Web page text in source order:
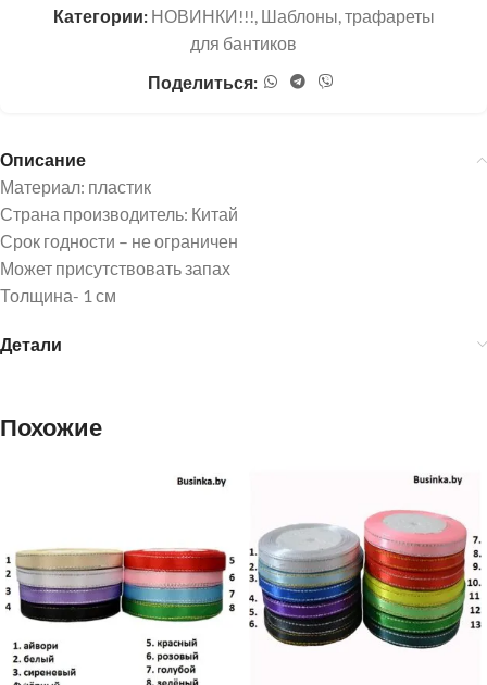
Категории: НОВИНКИ!!!, Шаблоны, трафареты
для бантиков
Поделиться:
Описание
Материал: пластик
Страна производитель: Китай
Срок годности – не ограничен
Может присутствовать запах
Толщина- 1 см
Детали
Похожие